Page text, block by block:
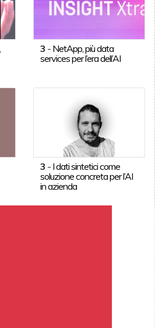
3 - NetApp, più data
services per l’era dell’AI
3 - I dati sintetici come
soluzione concreta per l’AI
in azienda